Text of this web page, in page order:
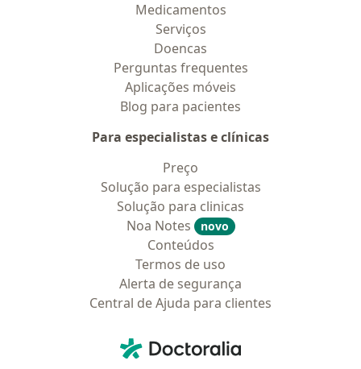
Medicamentos
Serviços
Doencas
Perguntas frequentes
Aplicações móveis
Blog para pacientes
Para especialistas e clínicas
Preço
Solução para especialistas
Solução para clinicas
Noa Notes
novo
Conteúdos
Termos de uso
Alerta de segurança
Central de Ajuda para clientes
Doctoralia - Homepage